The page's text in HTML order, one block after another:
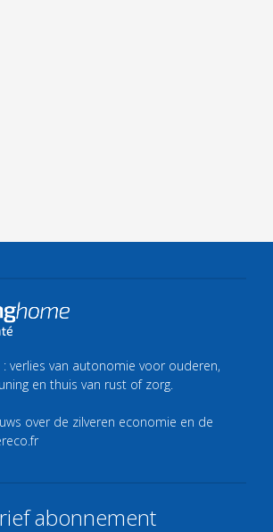
verlies van autonomie voor ouderen,
en thuis van rust of zorg.
over de zilveren economie en de
abonnement